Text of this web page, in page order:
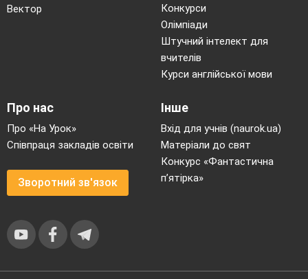
Вектор
Конкурси
Олімпіади
Штучний інтелект для
вчителів
Курси англійської мови
Про нас
Про «На Урок»
Співпраця закладів освіти
Зворотний зв'язок
Інше
Вхід для учнів (naurok.ua)
Матеріали до свят
Конкурс «Фантастична
п’ятірка»